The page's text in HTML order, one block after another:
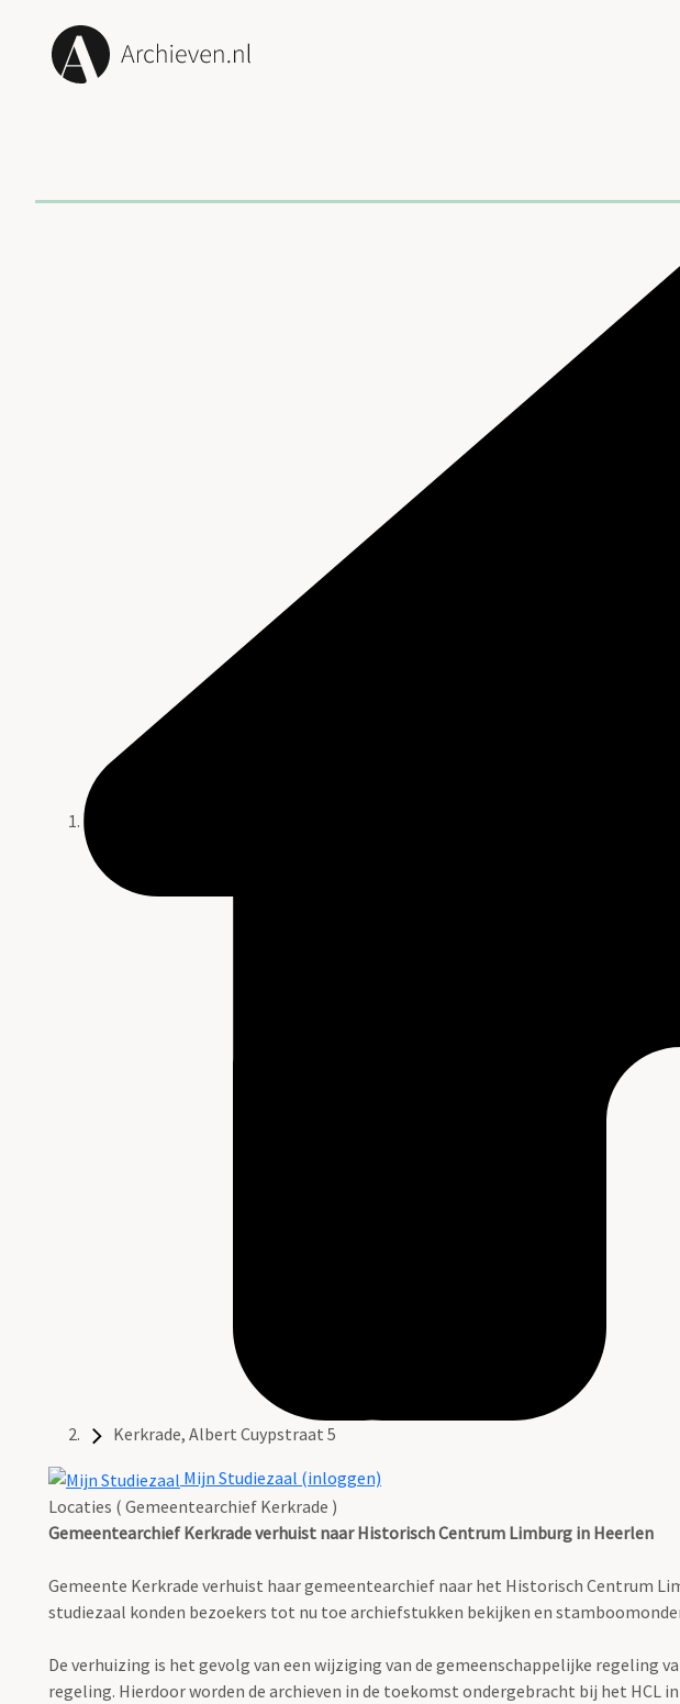
Kerkrade, Albert Cuypstraat 5
Mijn Studiezaal (inloggen)
Locaties ( Gemeentearchief Kerkrade )
Gemeentearchief Kerkrade verhuist naar Historisch Centrum Limburg in Heerlen
Gemeente Kerkrade verhuist haar gemeentearchief naar het Historisch Centrum
studiezaal konden bezoekers tot nu toe archiefstukken bekijken en
De verhuizing is het gevolg van een wijziging van de gemeenschappelijke regeling
regeling. Hierdoor worden de archieven in de toekomst ondergebracht bij het HCL